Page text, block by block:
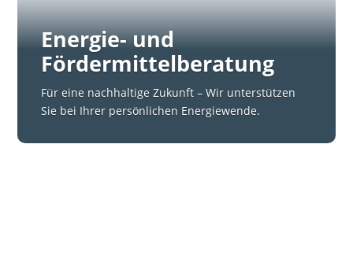
Energie- und
Fördermittelberatung
Für eine nachhaltige Zukunft – Wir unterstützen
Sie bei Ihrer persönlichen Energiewende.